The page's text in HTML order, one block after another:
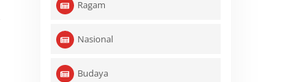
Ragam
Nasional
Budaya